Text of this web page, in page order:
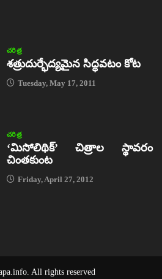
చరిత్ర
శత్రుదుర్భేద్యమైన సిద్ధవటం కోట
Tuesday, May 17, 2011
చరిత్ర
‘మిసోలిథిక్‌’ చిత్రాల స్థావరం
చింతకుంట
Friday, April 27, 2012
All rights reserved